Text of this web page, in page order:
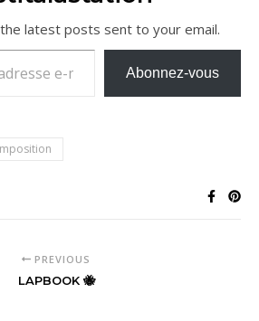
latest posts sent to your email.
e-mail…
Abonnez-vous
PREVIOUS
LAPBOOK 🐝